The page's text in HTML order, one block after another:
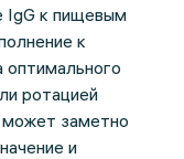
IgG к пищевым
к
ротацией
заметно
и